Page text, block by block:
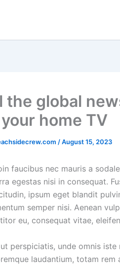
the global
home TV
/August 15, 2023
faucibus nec mauris a
egestas nisi in consequat.
ipsum eget blandit
semper nisi. Aenean
eu, consequat vitae,
perspiciatis, unde omnis
laudantium, totam rem